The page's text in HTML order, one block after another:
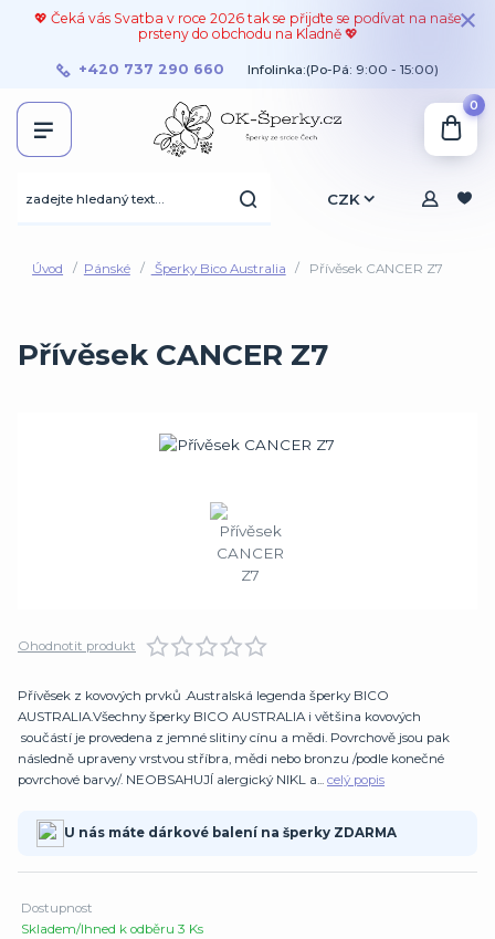
💖 Čeká vás Svatba v roce 2026 tak se přijďte se podívat na naše
prsteny do obchodu na Kladně 💖
CZK
+420 737 290 660 Infolinka:(Po-Pá: 9:00 - 15:00)
0
Úvod Pánské Šperky Bico Australia Přívěsek CANCER Z7
Přívěsek CANCER Z7
Ohodnotit produkt
Přívěsek z kovových prvků .Australská legenda šperky BICO
AUSTRALIA.Všechny šperky BICO AUSTRALIA i většina kovových
součástí je provedena z jemné slitiny cínu a mědi. Povrchově jsou pak
následně upraveny vrstvou stříbra, mědi nebo bronzu /podle konečné
povrchové barvy/. NEOBSAHUJÍ alergický NIKL a... celý popis
U nás máte dárkové balení na šperky ZDARMA
Dostupnost
Skladem/Ihned k odběru 3 Ks